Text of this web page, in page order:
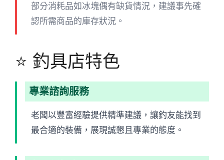
部分消耗品如冰塊偶有缺貨情況，建議事先確
認所需商品的庫存狀況。
⭐ 釣具店特色
專業諮詢服務
老闆以豐富經驗提供精準建議，讓釣友能找到
最合適的裝備，展現誠懇且專業的態度。